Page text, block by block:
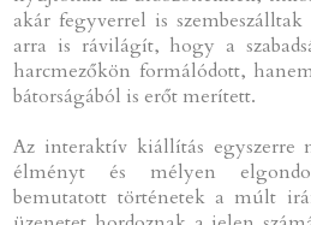
akár fegyverrel is
arra is rávilágít, hogy a
harcmezőkön formálódott,
bátorságából is erőt merített.
Az interaktív kiállítás egyszerre
élményt és mélyen
bemutatott történetek a múlt